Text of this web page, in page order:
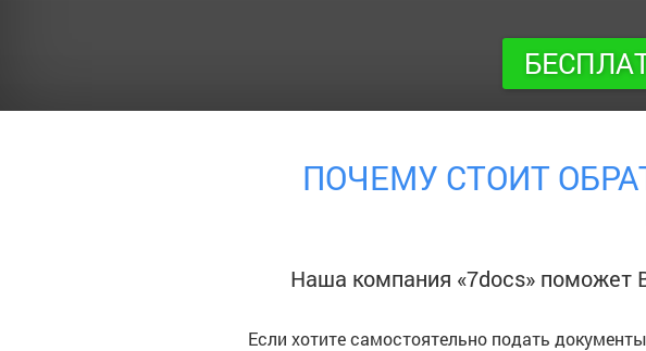
ПОЧЕМУ СТОИТ
Наша компания «7docs»
Если хотите самостоятельно подать